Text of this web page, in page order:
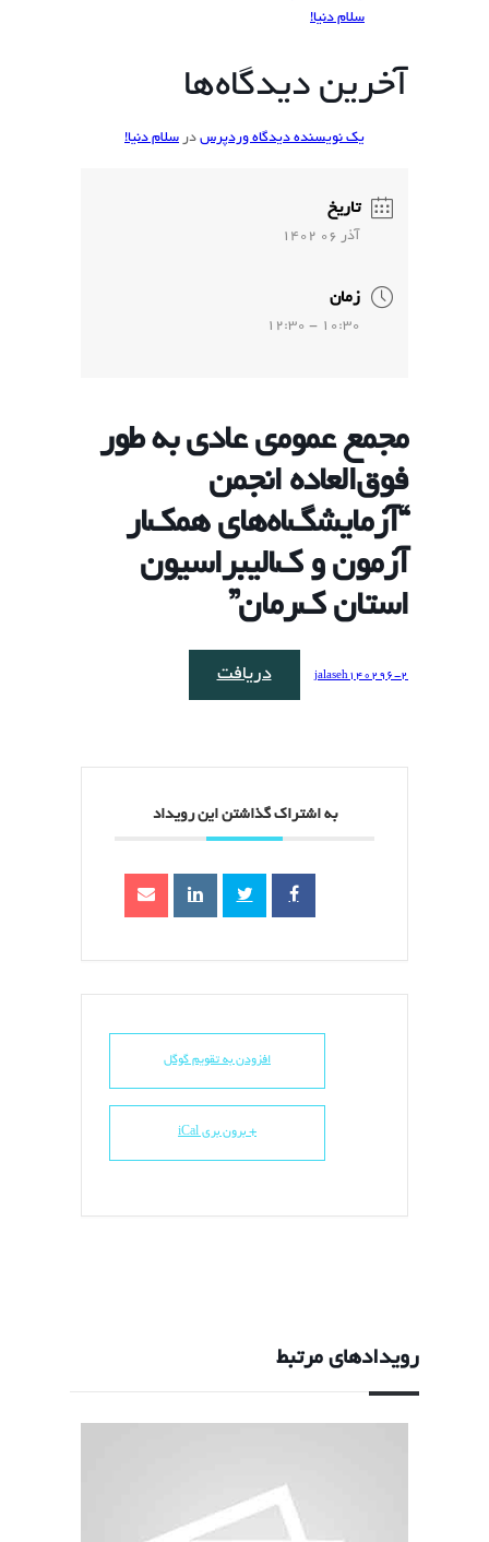
سلام دنیا!
آخرین دیدگاه‌ها
یک نویسنده دیدگاه وردپرس در سلام دنیا!
تاریخ
آذر 06 1402
زمان
10:30 - 12:30
مجمع ﻋﻤﻮﻣی ﻋﺎﺩی ﺑﻪ ﻃﻮﺭ
ﻓﻮﻕﺍﻟﻌﺎﺩﻩ ﺍﻧﺠﻤﻦ
“ﺁﺯﻣﺎﯾﺸگﺎﻩﻫﺎی ﻫﻤکﺎﺭ
ﺁﺯﻣﻮﻥ ﻭ کﺎﻟﯿﺒﺮﺍﺳﯿﻮﻥ
ﺍﺳﺘﺎﻥ کﺮﻣﺎﻥ”
jalaseh140296-2 دریافت
به اشتراک گذاشتن این رویداد
افزودن به تقویم گوگل
+ برون بری iCal
رویدادهای مرتبط